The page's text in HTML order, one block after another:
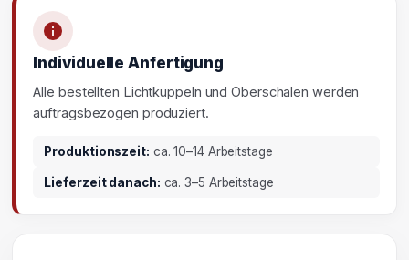
Individuelle Anfertigung
Alle bestellten Lichtkuppeln und Oberschalen werden
auftragsbezogen produziert.
Produktionszeit: ca. 10–14 Arbeitstage
Lieferzeit danach: ca. 3–5 Arbeitstage